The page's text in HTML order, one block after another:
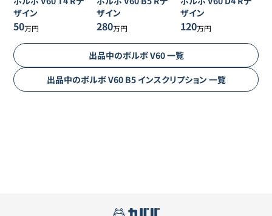
ザイン
50万円
ザイン
280万円
ザイン
120万円
出品中のボルボV60一覧
出品中のボルボV60 B5 インスクリプション 一覧